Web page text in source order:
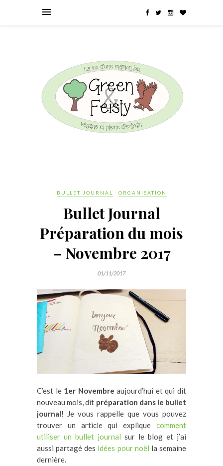
BULLET JOURNAL ORGANISATION
Bullet Journal
Préparation du mois
– Novembre 2017
01/11/2017
C’est le 1er Novembre aujourd’hui et qui dit
nouveau mois, dit préparation dans le bullet
journal! Je vous rappelle que vous pouvez
trouver un article qui explique comment
utiliser un bullet journal sur le blog et j’ai
aussi partagé des idées pour noël la semaine
dernière.